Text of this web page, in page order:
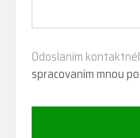
Odoslaním
spracovaním mnou